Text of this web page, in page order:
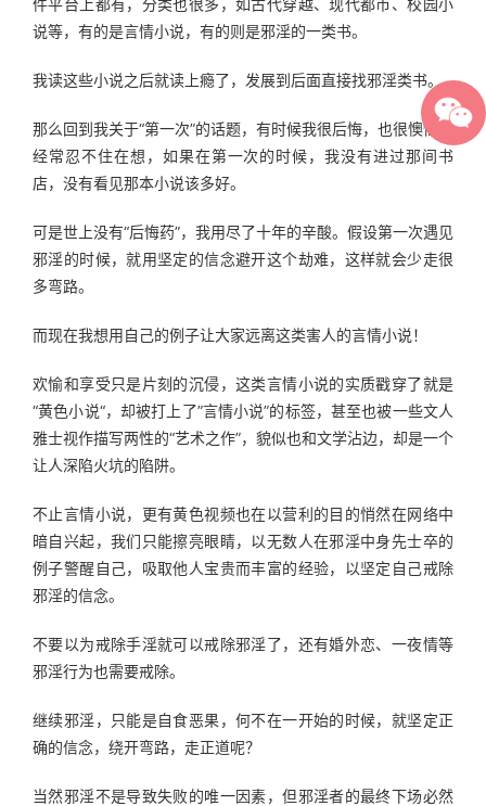
件平台上都有，分类也很多，如古代穿越、现代都市、校园小
说等，有的是言情小说，有的则是邪淫的一类书。
我读这些小说之后就读上瘾了，发展到后面直接找邪淫类书。
那么回到我关于“第一次”的话题，有时候我很后悔，也很懊恼，
经常忍不住在想，如果在第一次的时候，我没有进过那间书
店，没有看见那本小说该多好。
可是世上没有“后悔药”，我用尽了十年的辛酸。假设第一次遇见
邪淫的时候，就用坚定的信念避开这个劫难，这样就会少走很
多弯路。
而现在我想用自己的例子让大家远离这类害人的言情小说！
欢愉和享受只是片刻的沉侵，这类言情小说的实质戳穿了就是
“黄色小说“，却被打上了”言情小说”的标签，甚至也被一些文人
雅士视作描写两性的“艺术之作”，貌似也和文学沾边，却是一个
让人深陷火坑的陷阱。
不止言情小说，更有黄色视频也在以营利的目的悄然在网络中
暗自兴起，我们只能擦亮眼睛，以无数人在邪淫中身先士卒的
例子警醒自己，吸取他人宝贵而丰富的经验，以坚定自己戒除
邪淫的信念。
不要以为戒除手淫就可以戒除邪淫了，还有婚外恋、一夜情等
邪淫行为也需要戒除。
继续邪淫，只能是自食恶果，何不在一开始的时候，就坚定正
确的信念，绕开弯路，走正道呢？
当然邪淫不是导致失败的唯一因素，但邪淫者的最终下场必然